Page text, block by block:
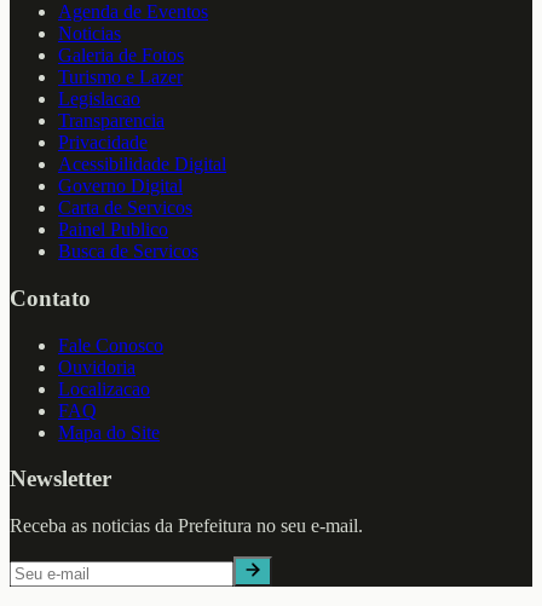
Agenda de Eventos
Noticias
Galeria de Fotos
Turismo e Lazer
Legislacao
Transparencia
Privacidade
Acessibilidade Digital
Governo Digital
Carta de Servicos
Painel Publico
Busca de Servicos
Contato
Fale Conosco
Ouvidoria
Localizacao
FAQ
Mapa do Site
Newsletter
Receba as noticias da Prefeitura no seu e-mail.